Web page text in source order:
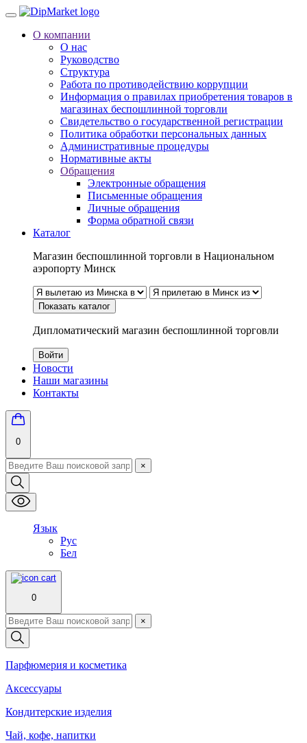
О компании
О нас
Руководство
Структура
Работа по противодействию коррупции
Информация о правилах приобретения товаров в
магазинах беспошлинной торговли
Свидетельство о государственной регистрации
Политика обработки персональных данных
Административные процедуры
Нормативные акты
Обращения
Электронные обращения
Письменные обращения
Личные обращения
Форма обратной связи
Каталог
Магазин беспошлинной торговли в Национальном
аэропорту Минск
Показать каталог
Дипломатический магазин беспошлинной торговли
Войти
Новости
Наши магазины
Контакты
0
×
Язык
Рус
Бел
0
×
Парфюмерия и косметика
Аксессуары
Кондитерские изделия
Чай, кофе, напитки